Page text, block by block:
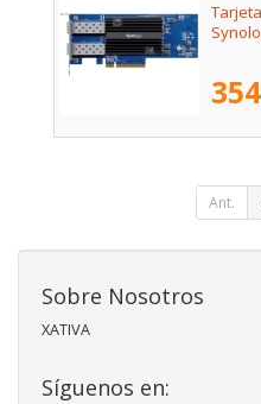
Ant.
Sobre Nosotros
XATIVA
Síguenos en: